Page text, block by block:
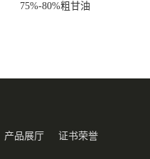
75%-80%粗甘油
产品展厅 证书荣誉